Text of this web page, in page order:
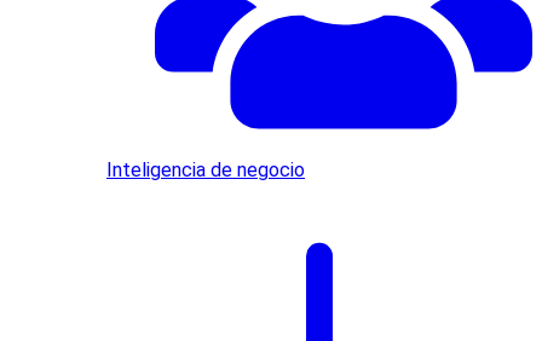
Inteligencia de negocio